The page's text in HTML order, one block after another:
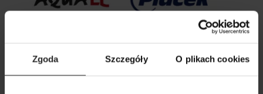
Zgoda Szczegóły O plikach cookies